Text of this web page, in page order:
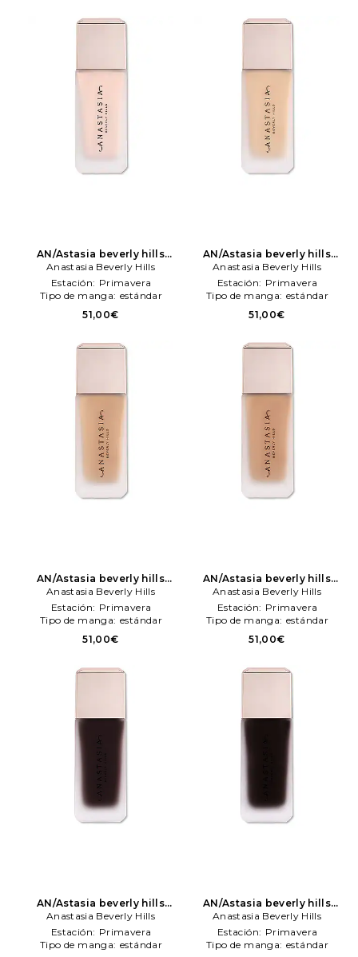
AN/Astasia beverly hills
maquillaje impeccable
blurreng second sken matte
foundation en color Beige
Anastasia Beverly Hills
Estación: Primavera
Tipo de manga: estándar
51,00€
AN/Astasia beverly hills
maquillaje impeccable
blurreng second sken matte
foundation en color Beige
Anastasia Beverly Hills
Estación: Primavera
Tipo de manga: estándar
51,00€
AN/Astasia beverly hills
maquillaje impeccable
blurreng second sken matte
foundation en color Beige
Anastasia Beverly Hills
Estación: Primavera
Tipo de manga: estándar
51,00€
AN/Astasia beverly hills
maquillaje impeccable
blurreng second sken matte
foundation en color Beige
Anastasia Beverly Hills
Estación: Primavera
Tipo de manga: estándar
51,00€
AN/Astasia beverly hills
maquillaje impeccable
blurreng second sken matte
foundation en color marrón
Anastasia Beverly Hills
Estación: Primavera
Tipo de manga: estándar
AN/Astasia beverly hills
maquillaje impeccable
blurreng second sken matte
foundation en color marrón
Anastasia Beverly Hills
Estación: Primavera
Tipo de manga: estándar